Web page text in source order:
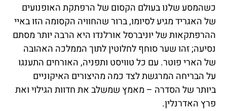
כשהמסע שלנו בעולם הקסום של הרפתקת האופנועים
של האגריד מגיע לסיומו, ברור שהחוויה הקסומה הזו באיי
ההרפתקאות של יוניברסל אורלנדו היא הרבה יותר מסתם
נסיעה; זהו שער סוחף לחלוטין לתוך הממלכה האהובה
של הארי פוטר. עם כל טוויסט ותפניה, האורחים התענגו
על הבריחה המרגשת לצד כמה מהיצורים האיקוניים
ביותר של הסדרה – מאמץ שמשלב את חדוות הגילוי ואת
פרץ האדרנלין.